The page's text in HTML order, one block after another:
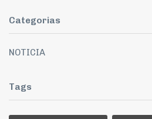
regresaron a sus puestos en
Categorias
NOTICIA
Tags